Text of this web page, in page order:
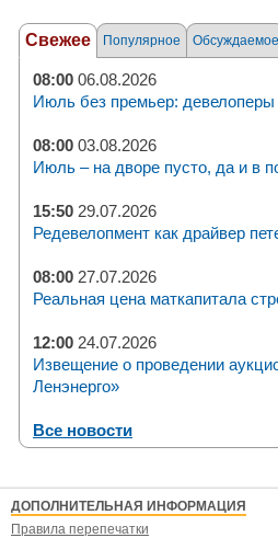
Свежее Популярное Обсуждаемое
08:00 06.08.2026
Июль без премьер: девелоперы
08:00 03.08.2026
Июль – на дворе пусто, да и в
15:50 29.07.2026
Редевелопмент как драйвер
08:00 27.07.2026
Реальная цена маткапитала
12:00 24.07.2026
Извещение о проведении
Ленэнерго»
Все новости
ДОПОЛНИТЕЛЬНАЯ ИНФОРМАЦИЯ
Правила перепечатки